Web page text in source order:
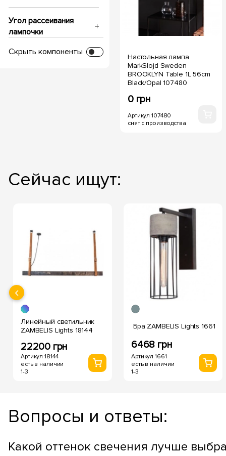
Угол рассеивания
лампочки
IP защита
Скрыть компоненты
Настольная лампа
MarkSlojd Sweden
BROOKLYN Table 1L 56cm
Black/Opal 107480
0 грн
Артикул 107480
снят с производства
Сейчас ищут:
Линейный светильник
ZAMBELIS Lights 18144
22200 грн
Артикул 18144
есть в наличии
1-3
Бра ZAMBELIS Lights 1661
6468 грн
Артикул 1661
есть в наличии
1-3
‹
Вопросы и ответы:
Какой оттенок свечения лучше